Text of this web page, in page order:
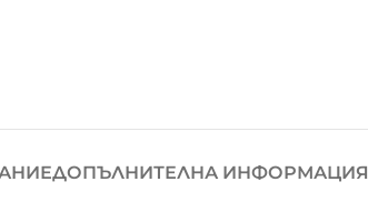
ДОПЪЛНИТЕЛНА ИНФОРМАЦИЯ